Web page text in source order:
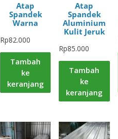
Atap
Spandek
Warna
Rp82.000
Tambah
ke
keranjang
Atap
Spandek
Aluminium
Kulit Jeruk
Rp85.000
Tambah
ke
keranjang